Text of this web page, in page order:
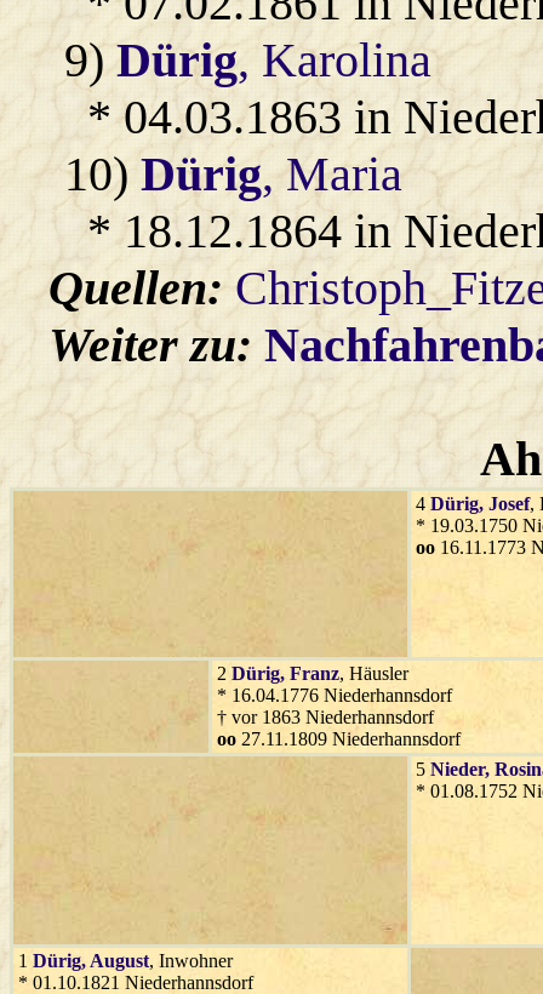
9)Dürig, Karolina
* 04.03.1863 in
10)Dürig, Maria
* 18.12.1864 in
Quellen:
Weiter zu:
4 Dürig, Josef,
* 19.03.1750
oo 16.11.1773
2 Dürig, Franz, Häusler
* 16.04.1776 Niederhannsdorf
† vor 1863 Niederhannsdorf
oo 27.11.1809 Niederhannsdorf
5 Nieder,
* 01.08.1752
1 Dürig, August, Inwohner
* 01.10.1821 Niederhannsdorf